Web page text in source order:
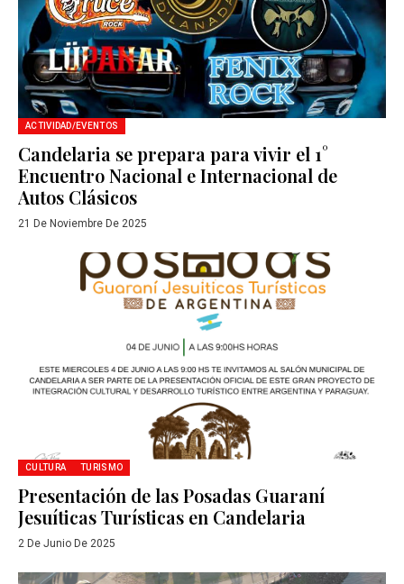
ACTIVIDAD/EVENTOS
Candelaria se prepara para vivir el 1°
Encuentro Nacional e Internacional de
Autos Clásicos
21 De Noviembre De 2025
CULTURA TURISMO
Presentación de las Posadas Guaraní
Jesuíticas Turísticas en Candelaria
2 De Junio De 2025